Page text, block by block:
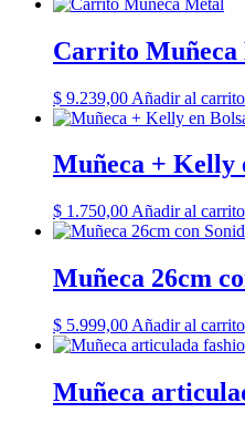
Carrito Muñeca
$ 9.239,00 Añadir al carrito
Muñeca + Kelly
$ 1.750,00 Añadir al carrito
Muñeca 26cm
$ 5.999,00 Añadir al carrito
Muñeca